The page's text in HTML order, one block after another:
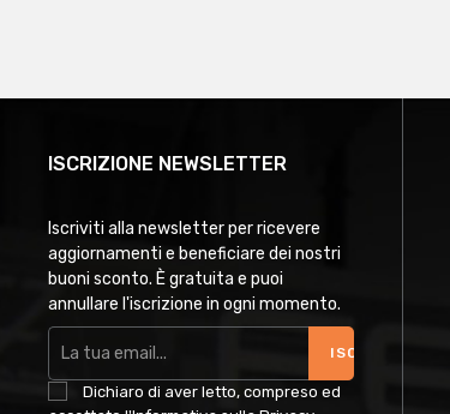
ISCRIZIONE NEWSLETTER
Iscriviti alla newsletter per ricevere
aggiornamenti e beneficiare dei nostri
buoni sconto. È gratuita e puoi
annullare l'iscrizione in ogni momento.
ISCRIVITI
Dichiaro di aver letto, compreso ed